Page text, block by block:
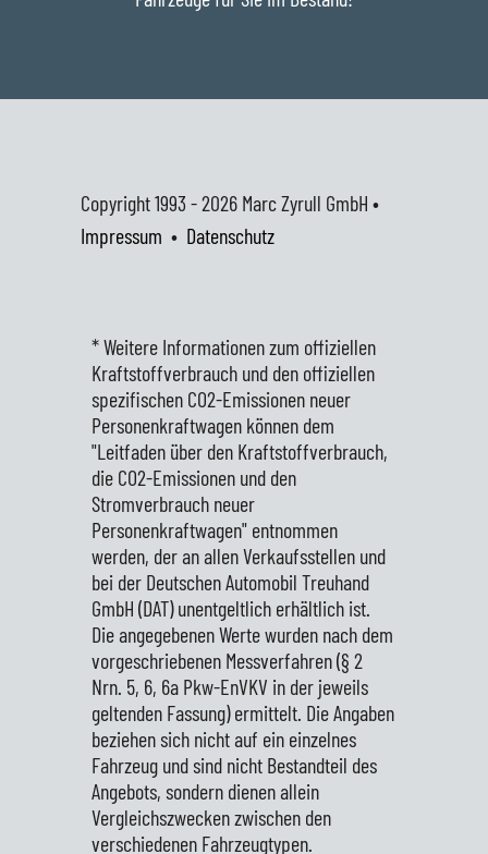
Copyright 1993 - 2026 Marc Zyrull GmbH •
Impressum • Datenschutz
* Weitere Informationen zum offiziellen
Kraftstoffverbrauch und den offiziellen
spezifischen CO2-Emissionen neuer
Personenkraftwagen können dem
"Leitfaden über den Kraftstoffverbrauch,
die CO2-Emissionen und den
Stromverbrauch neuer
Personenkraftwagen" entnommen
werden, der an allen Verkaufsstellen und
bei der Deutschen Automobil Treuhand
GmbH (DAT) unentgeltlich erhältlich ist.
Die angegebenen Werte wurden nach dem
vorgeschriebenen Messverfahren (§ 2
Nrn. 5, 6, 6a Pkw-EnVKV in der jeweils
geltenden Fassung) ermittelt. Die Angaben
beziehen sich nicht auf ein einzelnes
Fahrzeug und sind nicht Bestandteil des
Angebots, sondern dienen allein
Vergleichszwecken zwischen den
verschiedenen Fahrzeugtypen.